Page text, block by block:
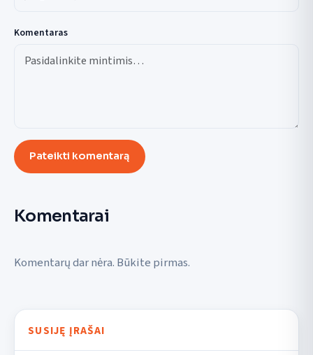
Komentaras
Pateikti komentarą
Komentarai
Komentarų dar nėra. Būkite pirmas.
SUSIJĘ ĮRAŠAI